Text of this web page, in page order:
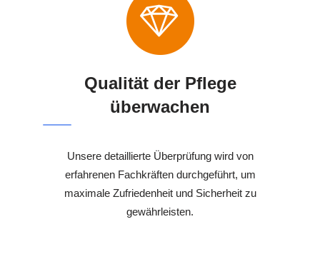
Qualität der Pflege
überwachen
Unsere detaillierte Überprüfung wird von
erfahrenen Fachkräften durchgeführt, um
maximale Zufriedenheit und Sicherheit zu
gewährleisten.